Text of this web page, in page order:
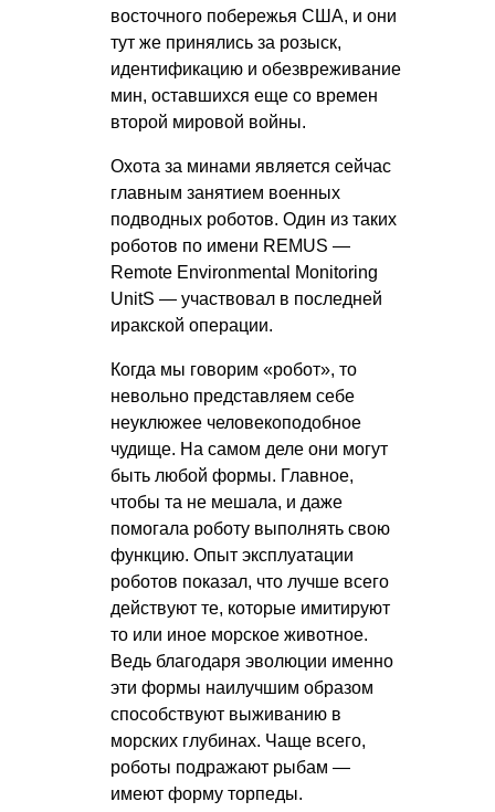
восточного побережья США, и они
тут же принялись за розыск,
идентификацию и обезвреживание
мин, оставшихся еще со времен
второй мировой войны.
Охота за минами является сейчас
главным занятием военных
подводных роботов. Один из таких
роботов по имени REMUS —
Remote Environmental Monitoring
UnitS — участвовал в последней
иракской операции.
Когда мы говорим «робот», то
невольно представляем себе
неуклюжее человекоподобное
чудище. На самом деле они могут
быть любой формы. Главное,
чтобы та не мешала, и даже
помогала роботу выполнять свою
функцию. Опыт эксплуатации
роботов показал, что лучше всего
действуют те, которые имитируют
то или иное морское животное.
Ведь благодаря эволюции именно
эти формы наилучшим образом
способствуют выживанию в
морских глубинах. Чаще всего,
роботы подражают рыбам —
имеют форму торпеды.